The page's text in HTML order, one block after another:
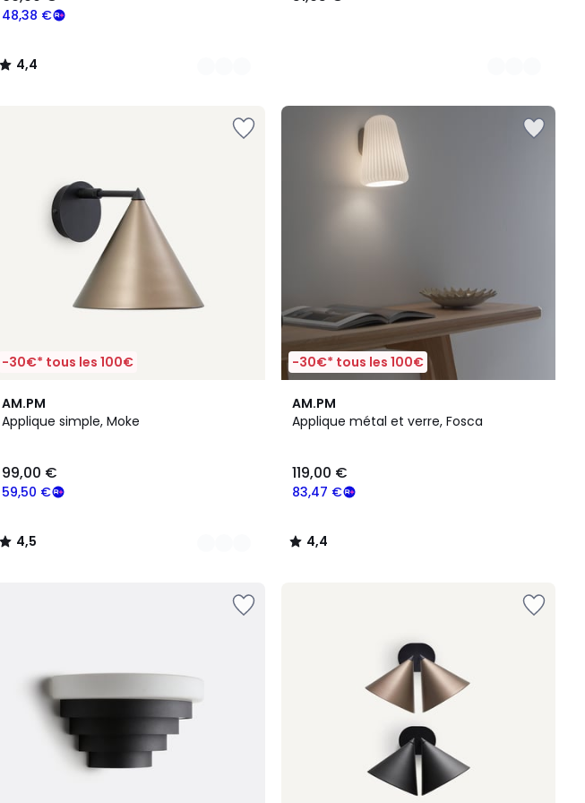
48,38 €
4,4
/
-30€* tous les 100€
AM.PM
Applique simple, Moke
59,50 €
99,00 €
4,5
/ 5
3
Couleurs
4,5
/
-30€* tous les 100€
AM.PM
Applique métal et verre, Fosca
83,47 €
119,00 €
4,4
/ 5
4,4
/